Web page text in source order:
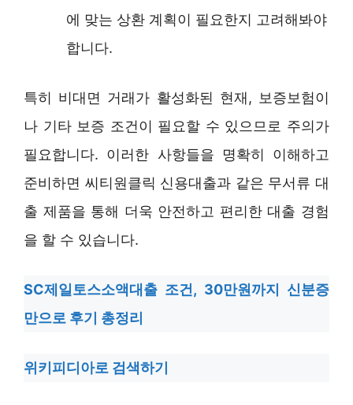
에 맞는 상환 계획이 필요한지 고려해봐야
합니다.
특히 비대면 거래가 활성화된 현재, 보증보험이
나 기타 보증 조건이 필요할 수 있으므로 주의가
필요합니다. 이러한 사항들을 명확히 이해하고
준비하면 씨티원클릭 신용대출과 같은 무서류 대
출 제품을 통해 더욱 안전하고 편리한 대출 경험
을 할 수 있습니다.
SC제일토스소액대출 조건, 30만원까지 신분증
만으로 후기 총정리
위키피디아로 검색하기